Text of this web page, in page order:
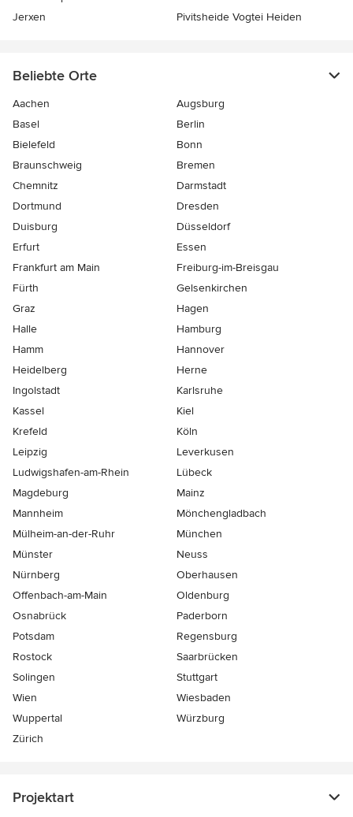
Jerxen
Pivitsheide Vogtei Heiden
Beliebte Orte
Aachen
Augsburg
Basel
Berlin
Bielefeld
Bonn
Braunschweig
Bremen
Chemnitz
Darmstadt
Dortmund
Dresden
Duisburg
Düsseldorf
Erfurt
Essen
Frankfurt am Main
Freiburg-im-Breisgau
Fürth
Gelsenkirchen
Graz
Hagen
Halle
Hamburg
Hamm
Hannover
Heidelberg
Herne
Ingolstadt
Karlsruhe
Kassel
Kiel
Krefeld
Köln
Leipzig
Leverkusen
Ludwigshafen-am-Rhein
Lübeck
Magdeburg
Mainz
Mannheim
Mönchen­gladbach
Mülheim-an-der-Ruhr
München
Münster
Neuss
Nürnberg
Oberhausen
Offenbach-am-Main
Oldenburg
Osnabrück
Paderborn
Potsdam
Regensburg
Rostock
Saarbrücken
Solingen
Stuttgart
Wien
Wiesbaden
Wuppertal
Würzburg
Zürich
Projektart